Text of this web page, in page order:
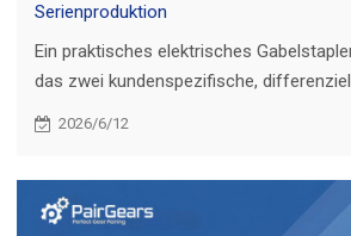
Serienproduktion
Ein praktisches elektrisches
das zwei kundenspezifische,
Getriebewellen abdeckt, von der
2026/6/12